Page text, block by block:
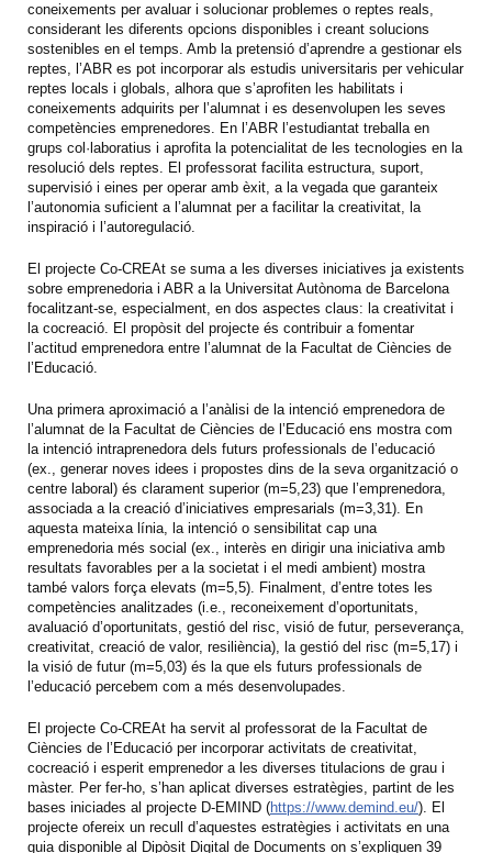
coneixements per avaluar i solucionar problemes o reptes reals,
considerant les diferents opcions disponibles i creant solucions
sostenibles en el temps. Amb la pretensió d’aprendre a gestionar els
reptes, l’ABR es pot incorporar als estudis universitaris per vehicular
reptes locals i globals, alhora que s’aprofiten les habilitats i
coneixements adquirits per l’alumnat i es desenvolupen les seves
competències emprenedores. En l’ABR l’estudiantat treballa en
grups col·laboratius i aprofita la potencialitat de les tecnologies en la
resolució dels reptes. El professorat facilita estructura, suport,
supervisió i eines per operar amb èxit, a la vegada que garanteix
l’autonomia suficient a l’alumnat per a facilitar la creativitat, la
inspiració i l’autoregulació.
El projecte Co-CREAt se suma a les diverses iniciatives ja existents
sobre emprenedoria i ABR a la Universitat Autònoma de Barcelona
focalitzant-se, especialment, en dos aspectes claus: la creativitat i
la cocreació. El propòsit del projecte és contribuir a fomentar
l’actitud emprenedora entre l’alumnat de la Facultat de Ciències de
l’Educació.
Una primera aproximació a l’anàlisi de la intenció emprenedora de
l’alumnat de la Facultat de Ciències de l’Educació ens mostra com
la intenció intraprenedora dels futurs professionals de l’educació
(ex., generar noves idees i propostes dins de la seva organització o
centre laboral) és clarament superior (m=5,23) que l’emprenedora,
associada a la creació d’iniciatives empresarials (m=3,31). En
aquesta mateixa línia, la intenció o sensibilitat cap una
emprenedoria més social (ex., interès en dirigir una iniciativa amb
resultats favorables per a la societat i el medi ambient) mostra
també valors força elevats (m=5,5). Finalment, d’entre totes les
competències analitzades (i.e., reconeixement d’oportunitats,
avaluació d’oportunitats, gestió del risc, visió de futur, perseverança,
creativitat, creació de valor, resiliència), la gestió del risc (m=5,17) i
la visió de futur (m=5,03) és la que els futurs professionals de
l’educació percebem com a més desenvolupades.
El projecte Co-CREAt ha servit al professorat de la Facultat de
Ciències de l’Educació per incorporar activitats de creativitat,
cocreació i esperit emprenedor a les diverses titulacions de grau i
màster. Per fer-ho, s’han aplicat diverses estratègies, partint de les
bases iniciades al projecte D-EMIND (https://www.demind.eu/). El
projecte ofereix un recull d’aquestes estratègies i activitats en una
guia disponible al Dipòsit Digital de Documents on s’expliquen 39